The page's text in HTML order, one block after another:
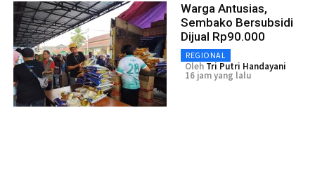
Warga Antusias,
Sembako Bersubsidi
Dijual Rp90.000
REGIONAL
Oleh Tri Putri Handayani
16 jam yang lalu